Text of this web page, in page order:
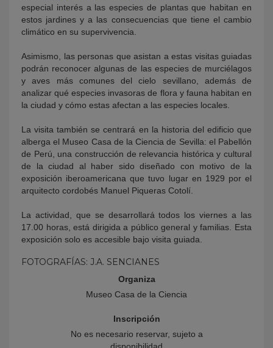
especial interés a las especies de plantas que habitan en
estos jardines y a las consecuencias que tiene el cambio
climático en su supervivencia.
Asimismo, las personas que asistan a estas visitas guiadas
podrán reconocer algunas de las especies de murciélagos
y aves más comunes del cielo sevillano, además de
analizar qué especies invasoras de flora y fauna habitan en
la ciudad y cómo estas afectan a las especies locales.
La visita también se centrará en la historia del edificio que
alberga el Museo Casa de la Ciencia de Sevilla: el Pabellón
de Perú, una construcción de relevancia histórica y cultural
de la ciudad al haber sido diseñado con motivo de la
exposición iberoamericana que tuvo lugar en 1929 por el
arquitecto cordobés Manuel Piqueras Cotolí.
La actividad, que se desarrollará todos los viernes a las
17.00 horas, está dirigida a público general y familias. Esta
exposición solo es accesible bajo visita guiada.
FOTOGRAFÍAS: J.A. SENCIANES
Organiza
Museo Casa de la Ciencia
Inscripción
No es necesario reservar, sujeto a